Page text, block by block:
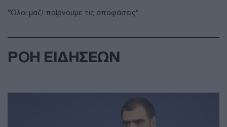
"Όλοι μαζί παίρνουμε τις αποφάσεις"
ΡΟΗ ΕΙΔΗΣΕΩΝ